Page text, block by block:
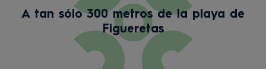
A tan sólo 300 metros de la playa de
Figueretas